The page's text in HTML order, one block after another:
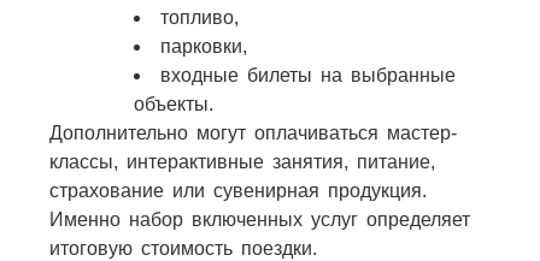
топливо,
парковки,
входные билеты на выбранные
объекты.
Дополнительно могут оплачиваться мастер-
классы, интерактивные занятия, питание,
страхование или сувенирная продукция.
Именно набор включенных услуг определяет
итоговую стоимость поездки.